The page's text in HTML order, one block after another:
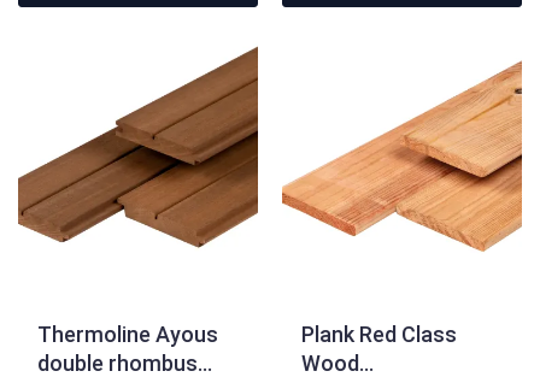
Thermoline Ayous
double rhombus
Plank Red Class
Wood